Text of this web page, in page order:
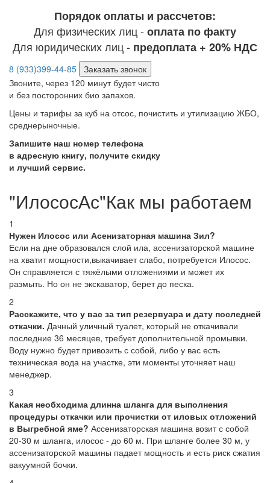
Порядок оплаты и рассчетов:
Для физических лиц - оплата по факту
Для юридических лиц - предоплата + 20% НДС
8 (933)399-44-85 Заказать звонок
Звоните, через 120 минут будет чисто
и без посторонних био запахов.
Цены и тарифы за куб на отсос, почистить и утилизацию ЖБО,
среднерыночные.
Запишите наш номер телефона
в адресную книгу, получите скидку
и лучший сервис.
"ИлососАс"Как мы работаем
1
Нужен Илосос или Асенизаторная машина Зил?
Если на дне образовался слой ила, ассенизаторской машине
на хватит мощности,выкачивает слабо, потребуется Илосос.
Он справляется с тяжёлыми отложениями и может их
размыть. Но он не экскаватор, берет до песка.
2
Расскажите, что у вас за тип резервуара и дату последней
откачки. Дачный уличный туалет, который не откачивали
последние 36 месяцев, требует дополнительной промывки.
Воду нужно будет привозить с собой, либо у вас есть
техническая вода на участке, эти моменты уточняет наш
менеджер.
3
Какая необходима длинна шланга для выполнения
процедуры откачки или прочистки от иловых отложений
в Выгребной яме? Ассенизаторская машина возит с собой
20-30 м шланга, илосос - до 60 м. При шланге более 30 м, у
ассенизаторской машины падает мощность и есть риск сжатия
вакуумной бочки.